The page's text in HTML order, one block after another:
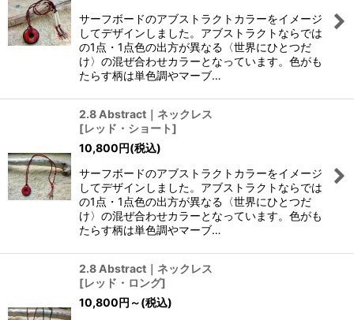
サーフボードのアブストラクトカラーをイメージ
してデザインしました。アブストラクトならでは
の1点・1点色の出方が異なる〈世界にひとつだ
け〉の混ぜ合わせカラーとなっています。色がも
たらす柄は単色調やマーブ…
2.8 Abstract｜ネックレス
[レッド・ショート]
10,800円(税込)
サーフボードのアブストラクトカラーをイメージ
してデザインしました。アブストラクトならでは
の1点・1点色の出方が異なる〈世界にひとつだ
け〉の混ぜ合わせカラーとなっています。色がも
たらす柄は単色調やマーブ…
2.8 Abstract｜ネックレス
[レッド・ロング]
10,800円 ～(税込)